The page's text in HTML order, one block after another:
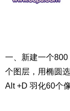
一、新建一个
个图层，用椭圆
Alt +D 羽化60个